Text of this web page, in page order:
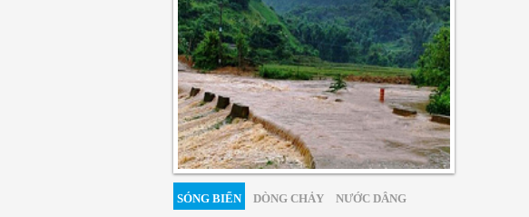
SÓNG BIỂN DÒNG CHẢY
NƯỚC DÂNG